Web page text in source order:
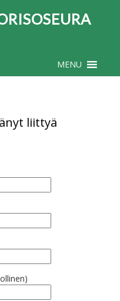
MENU
liittyä